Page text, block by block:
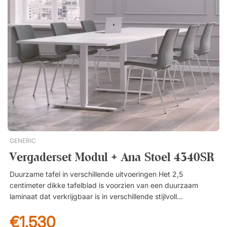
Vergadertafel Viggo Tafelblad van spaanplaat en laminaat.
Stevig onderstel van gepoedercoat metaal. Het tafelblad van
280 cm is gedeeld. Vergaderstoel Ergo 285 Zitting en
rugleuning van stijlvolle, hoogwaardige mesh. Verstelbare
zithoogte. Vaste armleuningen. Kniependelmechaniek –
vergrendelbaar in rechte stand. Zwarte PU-wielen van 60
mm.Upgrade de vergaderruimte met een kant-en-klare
vergaderset, ideaal voor het moderne kantoor. Een complete
set met de vergadertafel Viggo en de stoel Ergo 285.
Complete vergaderset voor alle moderne kantoren! Met 6 of 8
zitplaatsen. Ergo 285 biedt uitstekend zitcomfort tijdens
GENERIC
Vergaderset Modul + Ana Stoel 4340SR
Duurzame tafel in verschillende uitvoeringen Het 2,5
centimeter dikke tafelblad is voorzien van een duurzaam
laminaat dat verkrijgbaar is in verschillende stijlvolle
de vergadertafel omdat ze minimale ruimte innemen en het
€1.530